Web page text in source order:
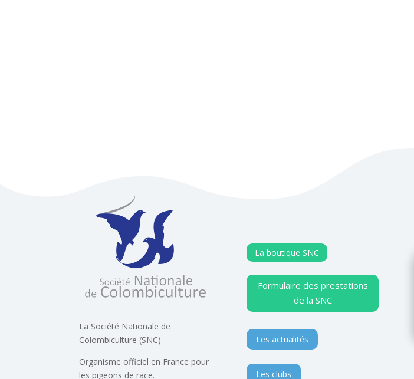
La Société Nationale de
Colombiculture (SNC)
Organisme officiel en France pour
les pigeons de race.
La boutique SNC
Formulaire des prestations
de la SNC
Les actualités
Les clubs